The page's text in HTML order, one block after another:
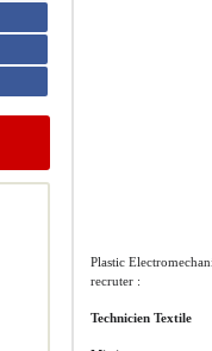
Plastic
recruter :
Technicien Textile